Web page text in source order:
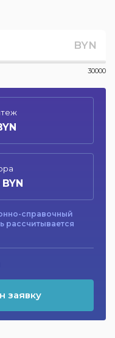
BYN
30000
справочный
рассчитывается
заявку